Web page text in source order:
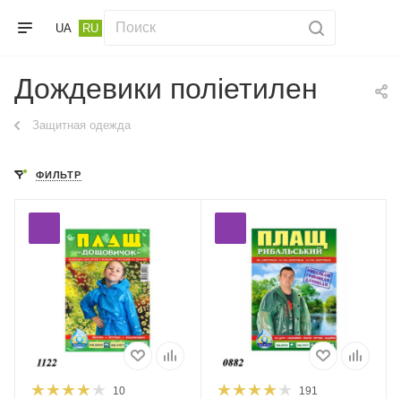
UA RU
Дождевики поліетилен
Защитная одежда
ФИЛЬТР
10 191